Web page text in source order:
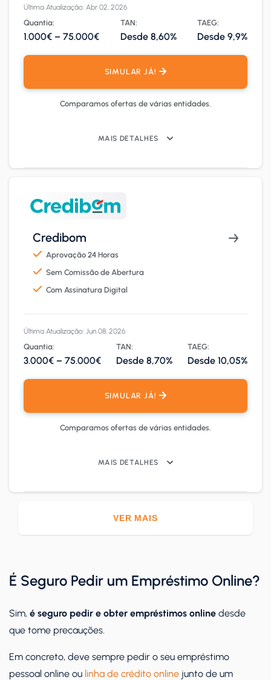
Última Atualização: Abr 02, 2026
Quantia:
1.000€ – 75.000€
TAN:
Desde 8,60%
TAEG:
Desde 9,9%
SIMULAR JÁ!
Comparamos ofertas de várias entidades.
MAIS DETALHES
Credibom
Aprovação 24 Horas
Sem Comissão de Abertura
Com Assinatura Digital
Última Atualização: Jun 08, 2026
Quantia:
3.000€ – 75.000€
TAN:
Desde 8,70%
TAEG:
Desde 10,05%
SIMULAR JÁ!
Comparamos ofertas de várias entidades.
MAIS DETALHES
VER MAIS
É Seguro Pedir um Empréstimo Online?
Sim, é seguro pedir e obter empréstimos online desde
que tome precauções.
Em concreto, deve sempre pedir o seu empréstimo
pessoal online ou linha de crédito online junto de um